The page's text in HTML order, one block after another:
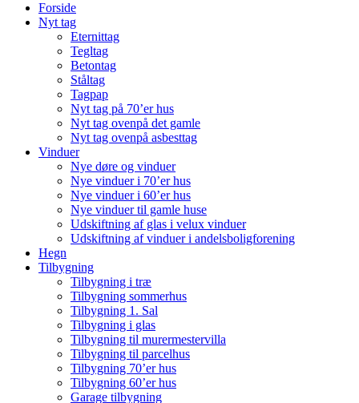
Forside
Nyt tag
Eternittag
Tegltag
Betontag
Ståltag
Tagpap
Nyt tag på 70’er hus
Nyt tag ovenpå det gamle
Nyt tag ovenpå asbesttag
Vinduer
Nye døre og vinduer
Nye vinduer i 70’er hus
Nye vinduer i 60’er hus
Nye vinduer til gamle huse
Udskiftning af glas i velux vinduer
Udskiftning af vinduer i andelsboligforening
Hegn
Tilbygning
Tilbygning i træ
Tilbygning sommerhus
Tilbygning 1. Sal
Tilbygning i glas
Tilbygning til murermestervilla
Tilbygning til parcelhus
Tilbygning 70’er hus
Tilbygning 60’er hus
Garage tilbygning